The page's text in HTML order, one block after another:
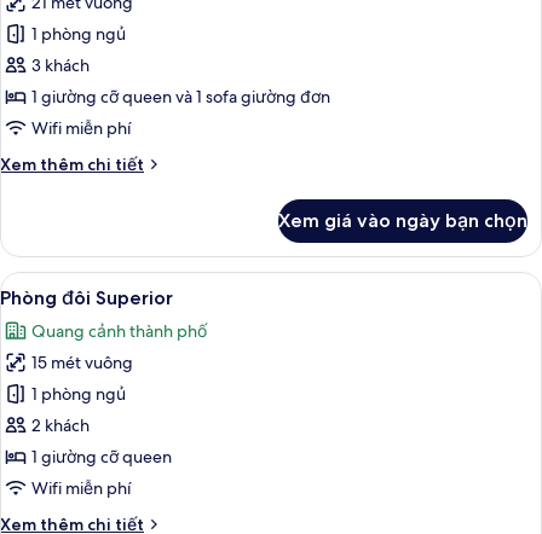
cả
ảnh
Chambre
Triple
Supérieure
avec
1 phòng ngủ
3 khách
1 giường cỡ queen và 1 sofa giường đơn
Wifi miễn phí
Xem thêm chi tiết
Chi
Chambre
Triple
Supérieure
avec
Balcon
Xem giá vào ngày bạn chọn
Xem
tất
cả
ảnh
Phòng
đôi
Superior
Phòng đôi Superior | Bộ đồ giường
6
Phòng đôi Superior
Quang cảnh thành phố
15 mét vuông
1 phòng ngủ
2 khách
1 giường cỡ queen
Wifi miễn phí
Xem thêm chi tiết
Chi